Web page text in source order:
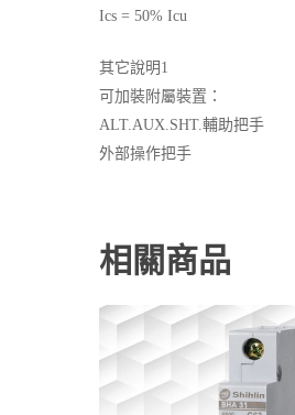
Ics = 50% Icu
其它說明1
可加裝附屬裝置：
ALT.AUX.SHT.輔助把手
外部操作把手
相關商品